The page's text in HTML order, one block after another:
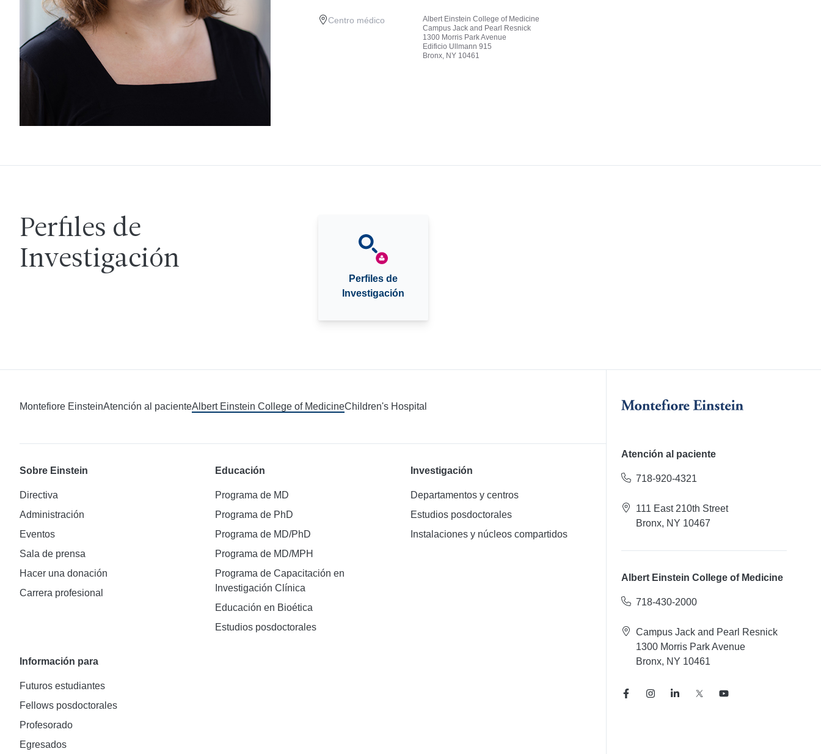
Centro médico
Albert Einstein College of Medicine
Campus Jack and Pearl Resnick
1300 Morris Park Avenue
Edificio Ullmann 915
Bronx, NY 10461
Perfiles de
Investigación
Perfiles de
Investigación
Montefiore EinsteinAtención al pacienteAlbert Einstein College of MedicineChildren's Hospital
Sobre Einstein
Directiva
Administración
Eventos
Sala de prensa
Hacer una donación
Carrera profesional
Educación
Programa de MD
Programa de PhD
Programa de MD/PhD
Programa de MD/MPH
Programa de Capacitación en
Investigación Clínica
Educación en Bioética
Estudios posdoctorales
Investigación
Departamentos y centros
Estudios posdoctorales
Instalaciones y núcleos compartidos
Información para
Futuros estudiantes
Fellows posdoctorales
Profesorado
Egresados
Atención al paciente
718-920-4321
111 East 210th Street
Bronx, NY 10467
Albert Einstein College of Medicine
718-430-2000
Campus Jack and Pearl Resnick
1300 Morris Park Avenue
Bronx, NY 10461